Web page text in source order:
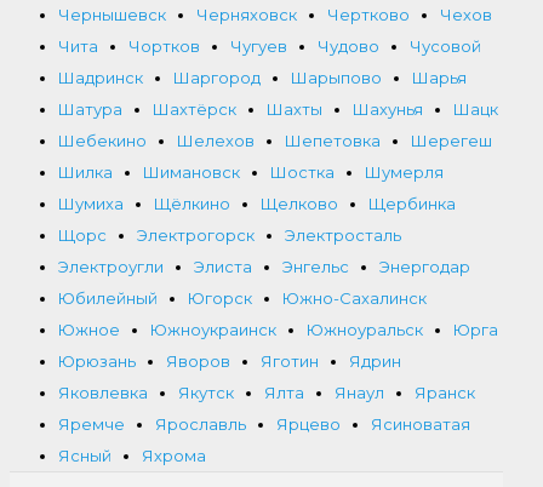
Чернышевск
Черняховск Чертково
Чехов
Чита
Чортков Чугуев Чудово
Чусовой
Шадринск
Шаргород Шарыпово
Шарья
Шатура
Шахтёрск Шахты Шахунья
Шацк
Шебекино
Шелехов Шепетовка
Шерегеш
Шилка
Шимановск Шостка
Шумерля
Шумиха
Щёлкино Щелково
Щербинка
Щорс
Электрогорск
Электросталь
Электроугли
Элиста Энгельс
Энергодар
Юбилейный
Югорск
Южно-Сахалинск
Южное
Южноукраинск Южноуральск
Юрга
Юрюзань
Яворов Яготин
Ядрин
Яковлевка
Якутск Ялта Янаул
Яранск
Яремче
Ярославль Ярцево
Ясиноватая
Ясный
Яхрома